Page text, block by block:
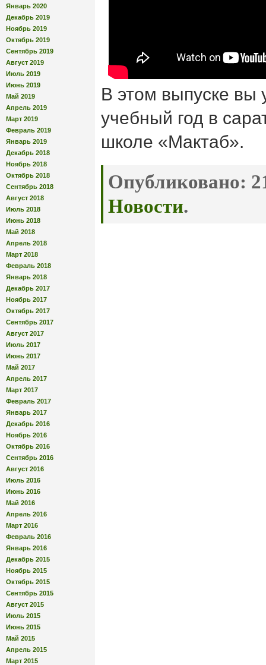
Январь 2020
Декабрь 2019
Ноябрь 2019
Октябрь 2019
Сентябрь 2019
Август 2019
Июль 2019
Июнь 2019
Май 2019
Апрель 2019
Март 2019
Февраль 2019
Январь 2019
Декабрь 2018
Ноябрь 2018
Октябрь 2018
Сентябрь 2018
Август 2018
Июль 2018
Июнь 2018
Май 2018
Апрель 2018
Март 2018
Февраль 2018
Январь 2018
Декабрь 2017
Ноябрь 2017
Октябрь 2017
Сентябрь 2017
Август 2017
Июль 2017
Июнь 2017
Май 2017
Апрель 2017
Март 2017
Февраль 2017
Январь 2017
Декабрь 2016
Ноябрь 2016
Октябрь 2016
Сентябрь 2016
Август 2016
Июль 2016
Июнь 2016
Май 2016
Апрель 2016
Март 2016
Февраль 2016
Январь 2016
Декабрь 2015
Ноябрь 2015
Октябрь 2015
Сентябрь 2015
Август 2015
Июль 2015
Июнь 2015
Май 2015
Апрель 2015
Март 2015
В этом выпуске вы
учебный год в
школе «Мактаб».
Опубликовано:
Новости.